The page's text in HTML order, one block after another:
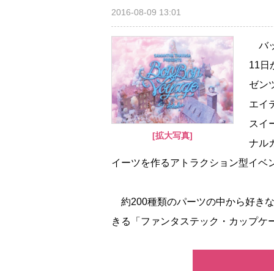
2016-08-09 13:01
[拡大写真]
バ
11日
ゼン
エイ
スイ
ナル
イーツを作るアトラクション型イベ
約200種類のパーツの中から好き
きる「ファンタステック・カップケ